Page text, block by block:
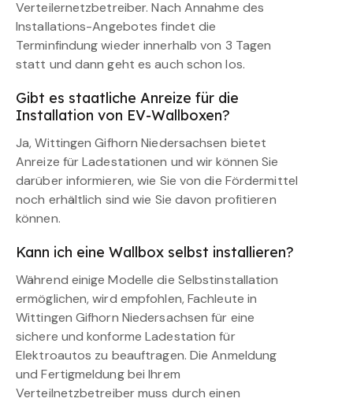
Verteilernetzbetreiber. Nach Annahme des
Installations-Angebotes findet die
Terminfindung wieder innerhalb von 3 Tagen
statt und dann geht es auch schon los.
Gibt es staatliche Anreize für die
Installation von EV-Wallboxen?
Ja, Wittingen Gifhorn Niedersachsen bietet
Anreize für Ladestationen und wir können Sie
darüber informieren, wie Sie von die Fördermittel
noch erhältlich sind wie Sie davon profitieren
können.
Kann ich eine Wallbox selbst installieren?
Während einige Modelle die Selbstinstallation
ermöglichen, wird empfohlen, Fachleute in
Wittingen Gifhorn Niedersachsen für eine
sichere und konforme Ladestation für
Elektroautos zu beauftragen. Die Anmeldung
und Fertigmeldung bei Ihrem
Verteilnetzbetreiber muss durch einen